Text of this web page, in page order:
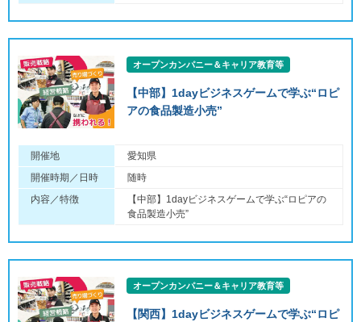
オープンカンパニー＆キャリア教育等
【中部】1dayビジネスゲームで学ぶ“ロピ
アの食品製造小売”
開催地
愛知県
開催時期／日時
随時
内容／特徴
【中部】1dayビジネスゲームで学ぶ“ロピアの
食品製造小売”
オープンカンパニー＆キャリア教育等
【関西】1dayビジネスゲームで学ぶ“ロピ